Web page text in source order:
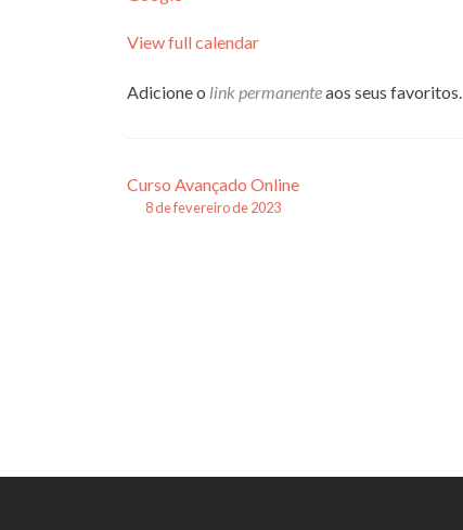
View full calendar
Adicione o link permanenteaos seus favoritos.
Navegação
Curso Avançado Online
8 de fevereiro de 2023